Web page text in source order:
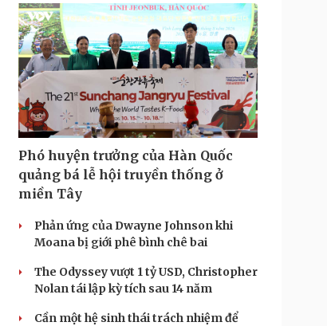
Phó huyện trưởng của Hàn Quốc
quảng bá lễ hội truyền thống ở
miền Tây
Phản ứng của Dwayne Johnson khi
Moana bị giới phê bình chê bai
The Odyssey vượt 1 tỷ USD, Christopher
Nolan tái lập kỳ tích sau 14 năm
Cần một hệ sinh thái trách nhiệm để